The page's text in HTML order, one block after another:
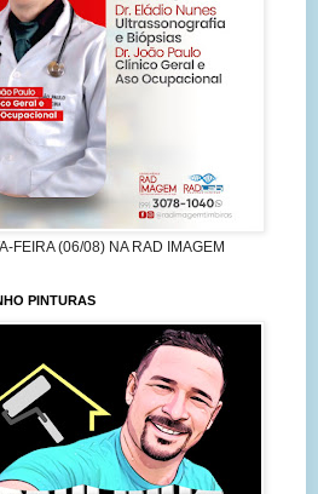
FEIRA (06/08) NA RAD IMAGEM
PINTURAS